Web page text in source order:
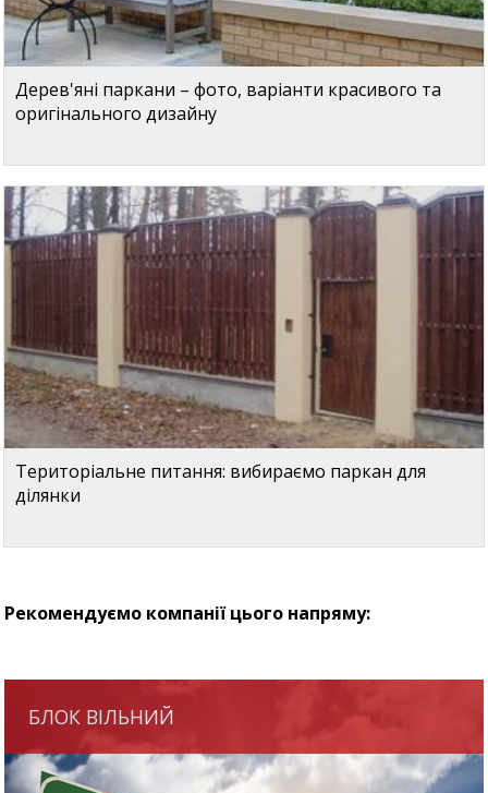
Дерев'яні паркани – фото, варіанти красивого та
оригінального дизайну
Територіальне питання: вибираємо паркан для
ділянки
Рекомендуємо компанії цього напряму:
БЛОК ВІЛЬНИЙ